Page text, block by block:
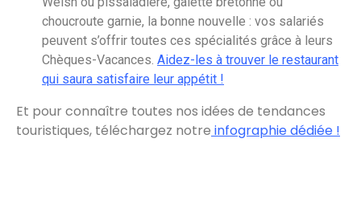
choucroute garnie, la bonne nouvelle : vos salariés
peuvent s’offrir toutes ces spécialités grâce à leurs
Chèques-Vacances. Aidez-les à trouver le restaurant
qui saura satisfaire leur appétit !
Et pour connaître toutes nos idées de tendances
touristiques, téléchargez notre infographie dédiée !